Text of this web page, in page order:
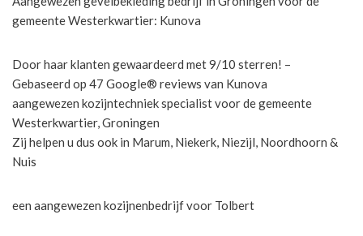
gemeente Westerkwartier: Kunova
Door haar klanten gewaardeerd met 9/10 sterren! –
Gebaseerd op 47 Google® reviews van Kunova
aangewezen kozijntechniek specialist voor de gemeente
Westerkwartier, Groningen
Zij helpen u dus ook in Marum, Niekerk, Niezijl, Noordhoorn &
Nuis
een aangewezen kozijnenbedrijf voor Tolbert